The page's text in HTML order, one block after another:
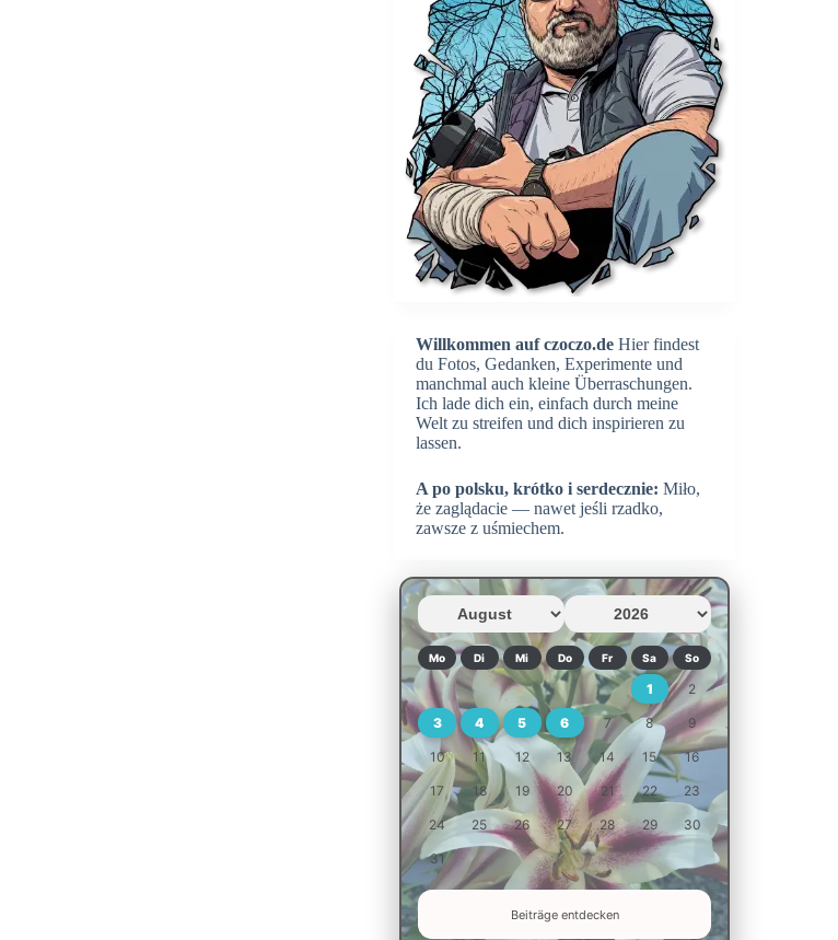
Willkommen auf czoczo.de Hier findest
du Fotos, Gedanken, Experimente und
manchmal auch kleine Überraschungen.
Ich lade dich ein, einfach durch meine
Welt zu streifen und dich inspirieren zu
lassen.
A po polsku, krótko i serdecznie: Miło,
że zaglądacie — nawet jeśli rzadko,
zawsze z uśmiechem.
Mo Di Mi Do Fr Sa So
1 2
3 4 5 6 7 8 9
10 11 12 13 14 15 16
17 18 19 20 21 22 23
24 25 26 27 28 29 30
31
Beiträge entdecken